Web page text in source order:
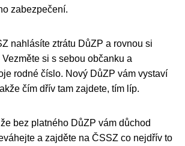
zabezpečení.
nahlásíte ztrátu DůZP a rovnou si
si s sebou občanku a
rodné číslo. Nový DůZP vám vystaví
čím dřív tam zajdete, tím líp.
bez platného DůZP vám důchod
a zajděte na ČSSZ co nejdřív to